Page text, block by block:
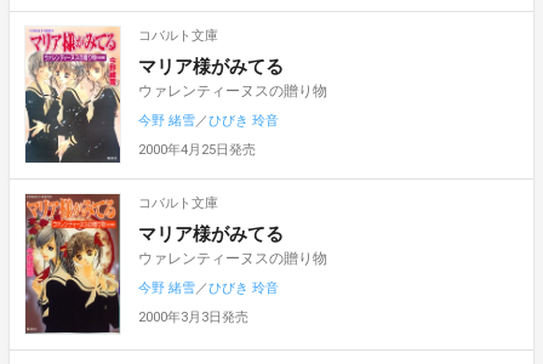
コバルト文庫
マリア様がみてる
ウァレンティーヌスの贈り物
今野 緒雪 ／ひびき 玲音
2000年4月25日発売
コバルト文庫
マリア様がみてる
ウァレンティーヌスの贈り物
今野 緒雪／ひびき 玲音
2000年3月3日発売